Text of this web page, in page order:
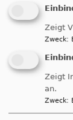
Bildrechte W.
Zeigt
Zweck:
Zeigt
an.
Zweck: